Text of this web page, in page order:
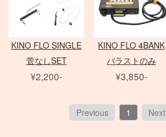
クラシックカメラ専門 姉妹店「ス
35mm判 在庫リスト
ハーフカラー
Canon
スピードライト
タングステンライト
フォグマシーン
バッテリー
KINO FLO SINGLE
菅なしSET
¥2,200-
KINO FLO 4BANK
バラストのみ
¥3,850-
Previous
1